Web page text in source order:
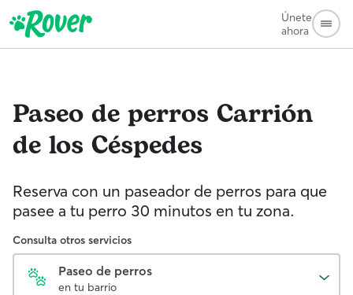
Únete
ahora
Paseo de perros Carrión
de los Céspedes
Reserva con un paseador de perros para que
pasee a tu perro 30 minutos en tu zona.
Consulta otros servicios
Paseo de perros
en tu barrio